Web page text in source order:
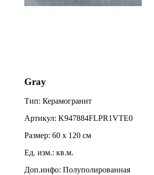
Gray
Тип: Керамогранит
Артикул: K947884FLPR1VTE0
Размер: 60 x 120 см
Ед. изм.: кв.м.
Доп.инфо: Полуполированная